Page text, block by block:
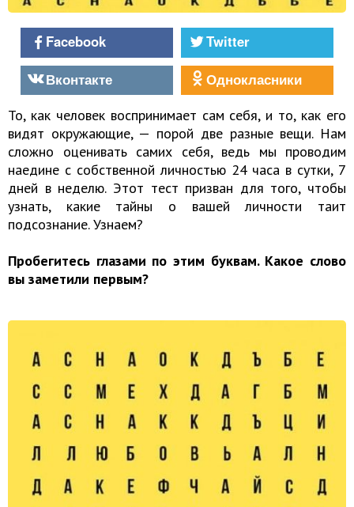
Facebook
Twitter
Вконтакте
Однокласники
То, как человек воспринимает сам себя, и то, как его
видят окружающие, — порой две разные вещи. Нам
сложно оценивать самих себя, ведь мы проводим
наедине с собственной личностью 24 часа в сутки, 7
дней в неделю. Этот тест призван для того, чтобы
узнать, какие тайны о вашей личности таит
подсознание. Узнаем?
Пробегитесь глазами по этим буквам. Какое слово
вы заметили первым?